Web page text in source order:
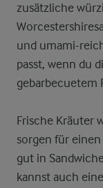
zusätzliche
und umami-
passt, wenn du
gebarbecuetem
Frische Kräuter
sorgen für
gut in
kannst auch